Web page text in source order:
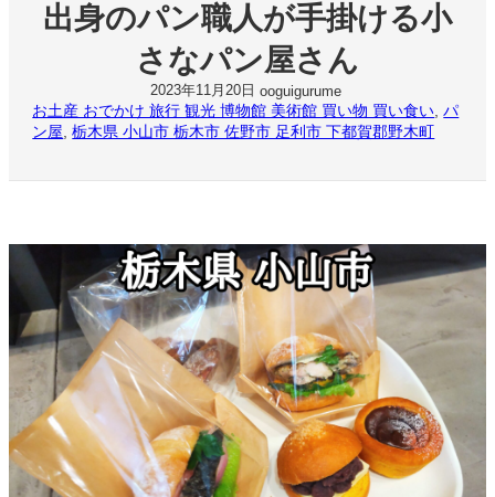
出身のパン職人が手掛ける小
さなパン屋さん
2023年11月20日 ooguigurume
お土産 おでかけ 旅行 観光 博物館 美術館 買い物 買い食い , パ
ン屋 , 栃木県 小山市 栃木市 佐野市 足利市 下都賀郡野木町